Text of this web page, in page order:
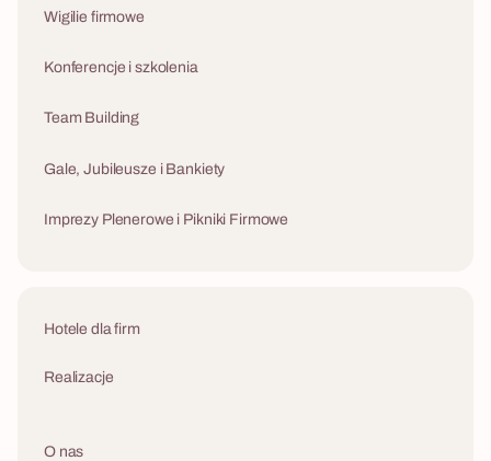
Wigilie firmowe
Konferencje i szkolenia
Team Building
Gale, Jubileusze i Bankiety
Imprezy Plenerowe i Pikniki Firmowe
Hotele dla firm
Realizacje
O nas